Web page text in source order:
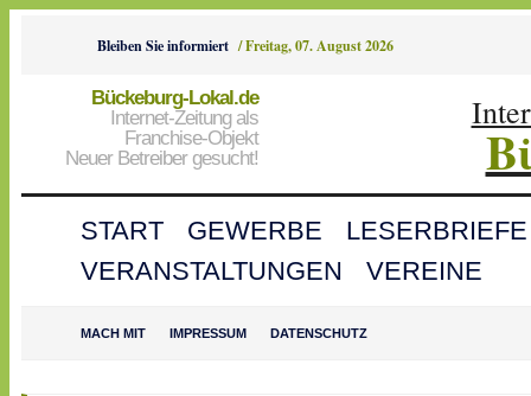
Bleiben Sie informiert /Freitag, 07. August 2026
Bückeburg-Lokal.de
Internet-Zeitung als
Franchise-Objekt
Neuer Betreiber gesucht!
START GEWERBE
LESERBRIEFE
VERANSTALTUNGEN
VEREINE
MACH MIT IMPRESSUM DATENSCHUTZ